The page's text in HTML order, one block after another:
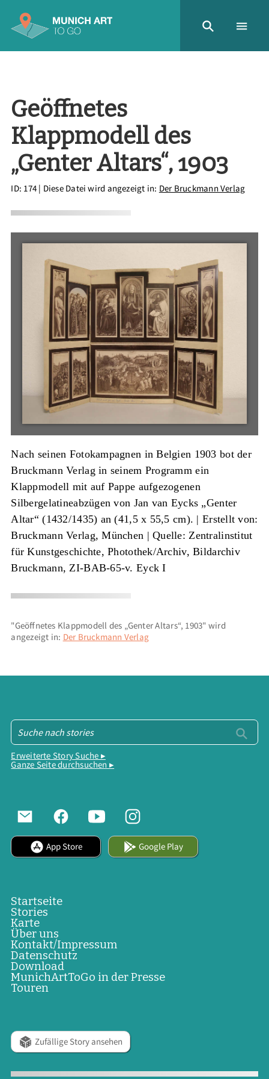
Geöffnetes
Klappmodell des
„Genter Altars“, 1903
ID: 174| Diese Datei wird angezeigt in: Der Bruckmann Verlag
Nach seinen Fotokampagnen in Belgien 1903 bot der
Bruckmann Verlag in seinem Programm ein
Klappmodell mit auf Pappe aufgezogenen
Silbergelatineabzügen von Jan van Eycks „Genter
Altar“ (1432/1435) an (41,5 x 55,5 cm). | Erstellt von:
Bruckmann Verlag, München |Quelle: Zentralinstitut
für Kunstgeschichte, Photothek/Archiv, Bildarchiv
Bruckmann, ZI-BAB-65-v. Eyck I
"Geöffnetes Klappmodell des „Genter Altars“, 1903" wird
angezeigt in: Der Bruckmann Verlag
Erweiterte Story Suche ▸
Ganze Seite durchsuchen ▸
App Store Google Play
Startseite
Stories
Karte
Über uns
Kontakt/Impressum
Datenschutz
Download
MunichArtToGo in der Presse
Touren
Zufällige Story ansehen